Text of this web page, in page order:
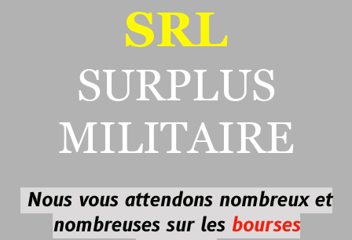
SRL
SURPLUS
MILITAIRE
Nous vous attendons nombreux et
nombreuses sur les bourses